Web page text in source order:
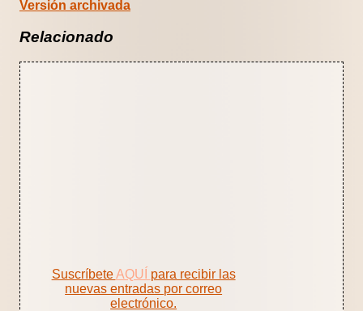
Versión archivada
Relacionado
SuscríbeteAQUÍ para recibir las
nuevas entradas por correo
electrónico.